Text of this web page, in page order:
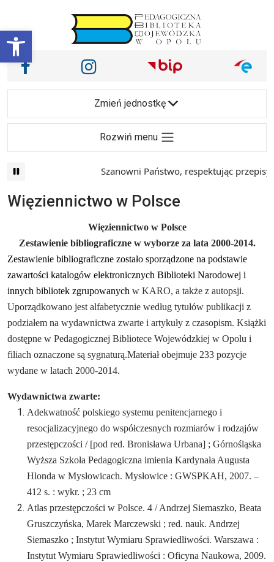
Otwórz pasek narzędzi
Main Navigation
Nasze media społecznościowe i inne
Facebook Instagram
Zmień jednostkę
Rozwiń menu
Szanowni Państwo, respektując przepisy prawa
Więziennictwo w Polsce
Więziennictwo w Polsce
Zestawienie bibliograficzne w wyborze za lata 2000-2014.
Zestawienie bibliograficzne zostało sporządzone na podstawie
zawartości katalogów elektronicznych Biblioteki Narodowej i
innych bibliotek zgrupowanych w KARO, a także z autopsji.
Uporządkowano jest alfabetycznie według tytułów publikacji z
podziałem na wydawnictwa zwarte i artykuły z czasopism. Książki
dostępne w Pedagogicznej Bibliotece Wojewódzkiej w Opolu i
filiach oznaczone są sygnaturą.Materiał obejmuje 233 pozycje
wydane w latach 2000-2014.
Wydawnictwa zwarte:
Adekwatność polskiego systemu penitencjarnego i
resocjalizacyjnego do współczesnych rozmiarów i rodzajów
przestępczości / [pod red. Bronisława Urbana] ; Górnośląska
Wyższa Szkoła Pedagogiczna imienia Kardynała Augusta
Hlonda w Mysłowicach. Mysłowice : GWSPKAH, 2007. –
412 s. : wykr. ; 23 cm
Atlas przestępczości w Polsce. 4 / Andrzej Siemaszko, Beata
Gruszczyńska, Marek Marczewski ; red. nauk. Andrzej
Siemaszko ; Instytut Wymiaru Sprawiedliwości. Warszawa :
Instytut Wymiaru Sprawiedliwości : Oficyna Naukowa, 2009.